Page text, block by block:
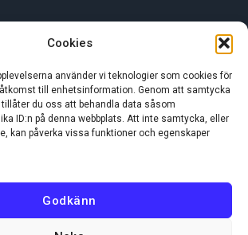
Cookies
använder vi teknologier som cookies för
till enhetsinformation. Genom att samtycka
du oss att behandla data såsom
ID:n på denna webbplats. Att inte samtycka, eller
kan påverka vissa funktioner och egenskaper
Godkänn